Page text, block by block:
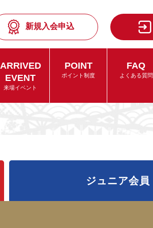
新規入会申込
ARRIVED
EVENT
来場イベント
POINT
ポイント制度
FAQ
よくある質問
ジュニア会員